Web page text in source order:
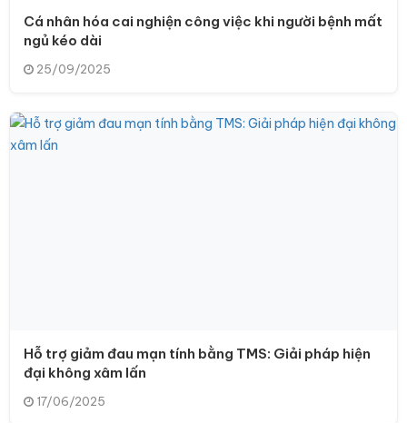
Cá nhân hóa cai nghiện công việc khi người bệnh mất
ngủ kéo dài
25/09/2025
Hỗ trợ giảm đau mạn tính bằng TMS: Giải pháp hiện
đại không xâm lấn
17/06/2025